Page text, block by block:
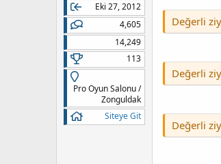
Eki 27, 2012
4,605
14,249
113
Pro Oyun Salonu /
Zonguldak
Siteye Git
Değerli
Değerli
Değerli